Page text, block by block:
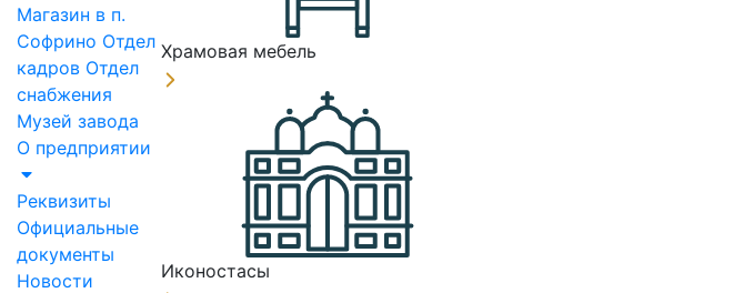
Магазин в п.
Софрино Отдел
кадров Отдел
снабжения
Музей завода
О предприятии
Реквизиты
Официальные
документы
Новости
Храмовая мебель
Иконостасы